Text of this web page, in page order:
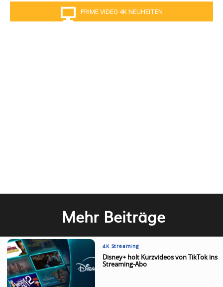
PRIME VIDEO 4K NEUHEITEN
Mehr Beiträge
4K Streaming
Disney+ holt Kurzvideos von TikTok ins
Streaming-Abo